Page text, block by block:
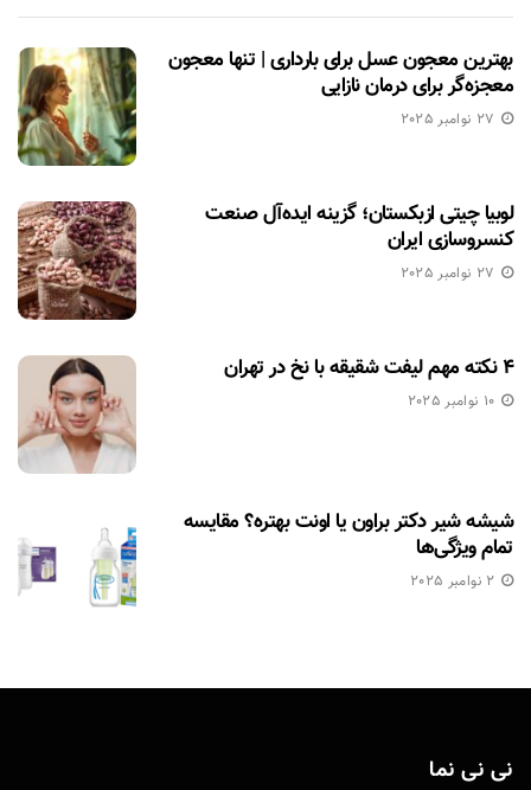
بهترین معجون عسل برای بارداری | تنها معجون
معجزه‌گر برای درمان نازایی
27 نوامبر 2025
لوبیا چیتی ازبکستان؛ گزینه ایده‌آل صنعت
کنسروسازی ایران
27 نوامبر 2025
۴ نکته مهم لیفت شقیقه با نخ در تهران
10 نوامبر 2025
شیشه شیر دکتر براون یا اونت بهتره؟ مقایسه
تمام ویژگی‌ها
2 نوامبر 2025
نی نی نما